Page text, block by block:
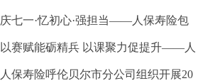
庆七一·忆初心·强担当——人保寿险包
以赛赋能砺精兵 以课聚力促提升——人
人保寿险呼伦贝尔市分公司组织开展20